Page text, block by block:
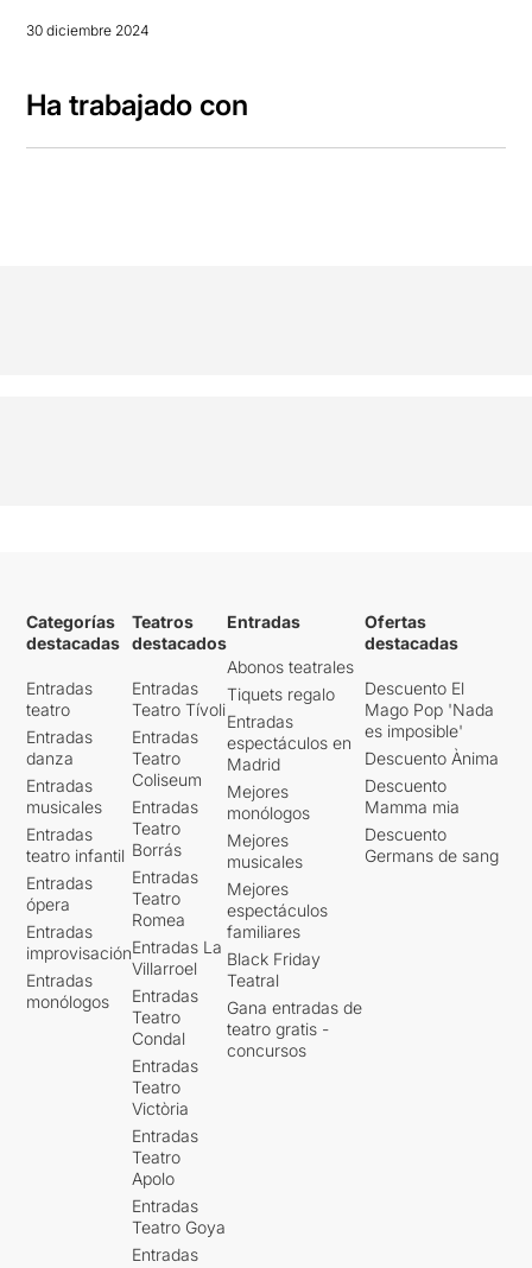
30 diciembre 2024
Ha trabajado con
Categorías
destacadas
Entradas
teatro
Entradas
danza
Entradas
musicales
Entradas
teatro infantil
Entradas
ópera
Entradas
improvisación
Entradas
monólogos
Teatros
destacados
Entradas
Teatro Tívoli
Entradas
Teatro
Coliseum
Entradas
Teatro
Borrás
Entradas
Teatro
Romea
Entradas La
Villarroel
Entradas
Teatro
Condal
Entradas
Teatro
Victòria
Entradas
Teatro
Apolo
Entradas
Teatro Goya
Entradas
Entradas
Abonos teatrales
Tiquets regalo
Entradas
espectáculos en
Madrid
Mejores
monólogos
Mejores
musicales
Mejores
espectáculos
familiares
Black Friday
Teatral
Gana entradas de
teatro gratis -
concursos
Ofertas
destacadas
Descuento El
Mago Pop 'Nada
es imposible'
Descuento Ànima
Descuento
Mamma mia
Descuento
Germans de sang